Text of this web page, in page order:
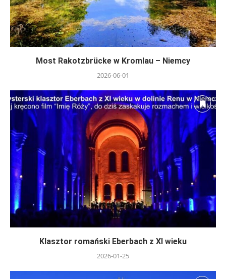
Most Rakotzbrücke w Kromlau – Niemcy
2026-06-01
Klasztor romański Eberbach z XI wieku
2026-01-25